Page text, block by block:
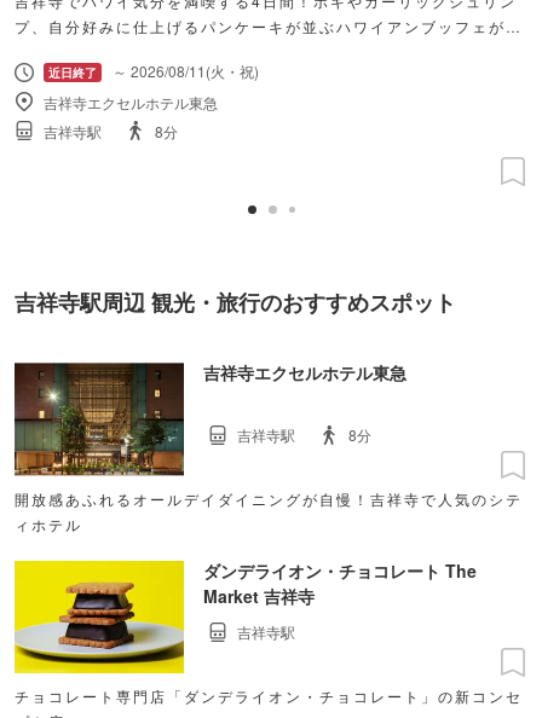
プ、自分好みに仕上げるパンケーキが並ぶハワイアンブッフェが初
～ 2026/08/11(火・祝)
吉祥寺エクセルホテル東急
吉祥寺駅
8分
吉祥寺駅周辺 観光・旅行のおすすめスポット
吉祥寺エクセルホテル東急
開放感あふれるオールデイダイニングが自慢！吉祥寺で人気のシテ
ィホテル
吉祥寺駅 8分
ダンデライオン・チョコレート The
Market 吉祥寺
チョコレート専門店「ダンデライオン・チョコレート」の新コンセ
吉祥寺駅